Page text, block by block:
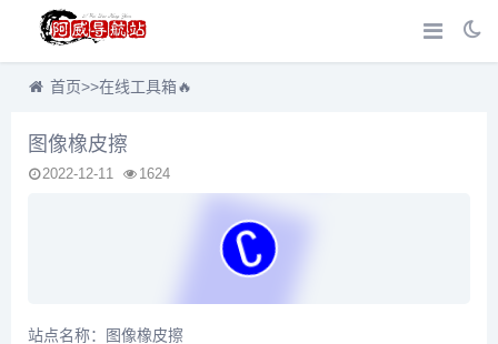
首页>>在线工具箱🔥
图像橡皮擦
2022-12-11 1624
站点名称：图像橡皮擦